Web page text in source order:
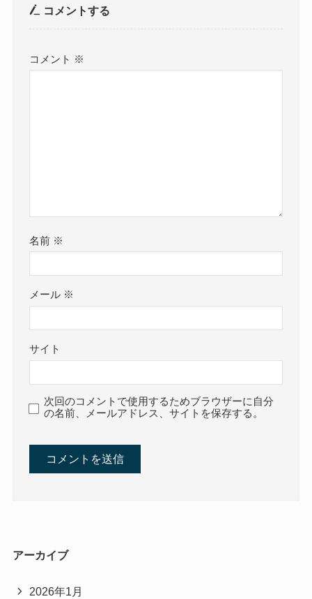
コメントする
コメント ※
名前 ※
メール ※
サイト
次回のコメントで使用するためブラウザーに自分
の名前、メールアドレス、サイトを保存する。
アーカイブ
2026年1月